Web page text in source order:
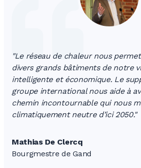
"Le réseau de chaleur nous
divers grands bâtiments de notre
intelligente et économique. Le
groupe international nous aide à
chemin incontournable qui nous
climatiquement neutre d’ici 2050."
Mathias De Clercq
Bourgmestre de Gand